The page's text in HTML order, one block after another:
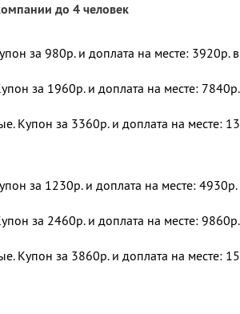
до 4 человек
за 980р. и доплата на месте: 3920р.
за 1960р. и доплата на месте:
Купон за 3360р. и доплата на месте:
за 1230р. и доплата на месте: 4930р.
за 2460р. и доплата на месте:
Купон за 3860р. и доплата на месте: